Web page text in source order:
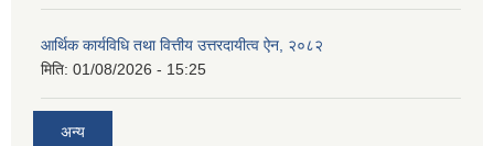
आर्थिक कार्यविधि तथा वित्तीय उत्तरदायीत्व ऐन, २०८२
मिति: 01/08/2026 - 15:25
अन्य